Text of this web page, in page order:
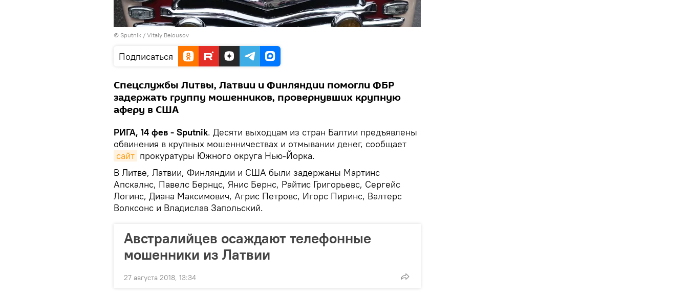
© Sputnik / Vitaly Belousov
Подписаться
Спецслужбы Литвы, Латвии и Финляндии помогли ФБР
задержать группу мошенников, провернувших крупную
аферу в США
РИГА, 14 фев - Sputnik. Десяти выходцам из стран Балтии предъявлены
обвинения в крупных мошенничествах и отмывании денег, сообщает
сайт прокуратуры Южного округа Нью-Йорка.
В Литве, Латвии, Финляндии и США были задержаны Мартинс
Апскалнс, Павелс Бернцс, Янис Бернс, Райтис Григорьевс, Сергейс
Логинс, Диана Максимович, Агрис Петровс, Игорс Пиринс, Валтерс
Волксонс и Владислав Запольский.
Австралийцев осаждают телефонные
мошенники из Латвии
27 августа 2018, 13:34